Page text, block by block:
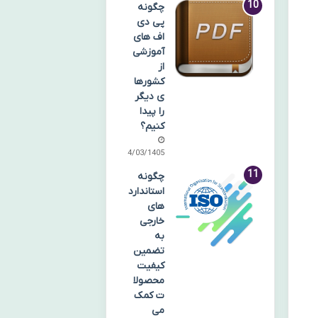
چگونه
پی دی
اف های
آموزشی
از
کشورها
ی دیگر
را پیدا
کنیم؟
14/03/1405
چگونه
استاندارد
های
خارجی
به
تضمین
کیفیت
محصولا
ت کمک
می